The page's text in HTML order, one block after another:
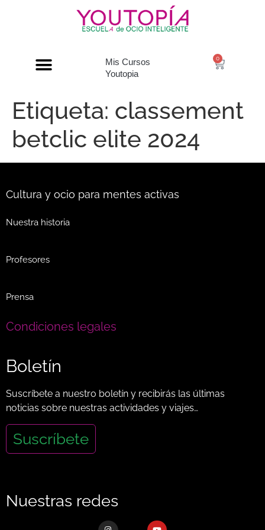
Mis Cursos
Youtopia
0
Etiqueta: classement
betclic elite 2024
Cultura y ocio para mentes activas
Nuestra historia
Profesores
Prensa
Condiciones legales
Boletín
Suscríbete a nuestro boletín y recibirás las últimas
noticias sobre nuestras actividades y viajes…
Suscríbete
Nuestras redes